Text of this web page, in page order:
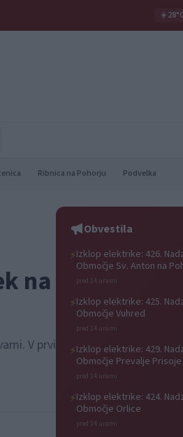
☀️28°C
Ribnica na Pohorju Podvelka
na
V prvi
Obvestila
⚡Izklop elektrike: 426.
Območje Sv. Anton na
pred 14 urami
⚡Izklop elektrike: 425.
Območje Vuhred
pred 14 urami
⚡Izklop elektrike: 429.
Območje Prevalje Prisoje
pred 14 urami
⚡Izklop elektrike: 424.
Območje Orlice
pred 14 urami